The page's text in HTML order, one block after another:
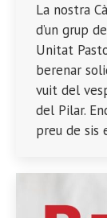
La nostra
d’un grup
Unitat
berenar
vuit del
del Pilar.
preu de sis